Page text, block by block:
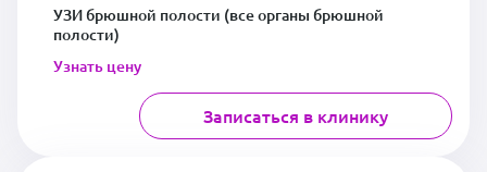
УЗИ брюшной полости (все органы брюшной
полости)
Узнать цену
Записаться в клинику